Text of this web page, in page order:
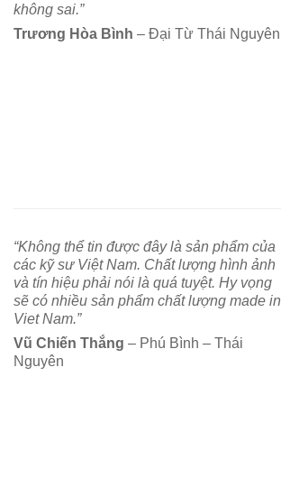
không sai.”
Trương Hòa Bình – Đại Từ Thái Nguyên
“Không thể tin được đây là sản phẩm của
các kỹ sư Việt Nam. Chất lượng hình ảnh
và tín hiệu phải nói là quá tuyệt. Hy vọng
sẽ có nhiều sản phẩm chất lượng made in
Viet Nam.”
Vũ Chiến Thắng – Phú Bình – Thái
Nguyên